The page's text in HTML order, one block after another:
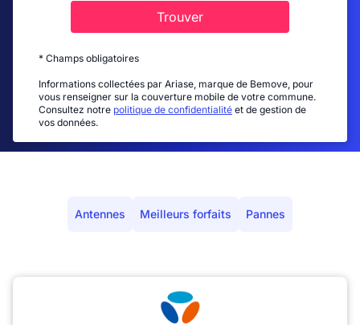
Trouver
* Champs obligatoires
Informations collectées par Ariase, marque de Bemove, pour
vous renseigner sur la couverture mobile de votre commune.
Consultez notre politique de confidentialité et de gestion de
vos données.
Antennes Meilleurs forfaits Pannes